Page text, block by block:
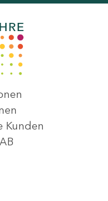
Kunden